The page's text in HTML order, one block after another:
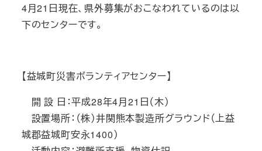
4月21日現在、県外募集がおこなわれているのは以
下のセンターです。
【益城町災害ボランティアセンター】
開 設 日：平成28年4月21日（木）
設置場所：（株）井関熊本製造所グラウンド（上益
城郡益城町安永1400）